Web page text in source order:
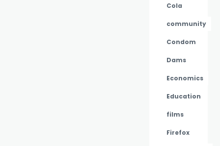
Cola
community
Condom
Dams
Economics
Education
films
Firefox